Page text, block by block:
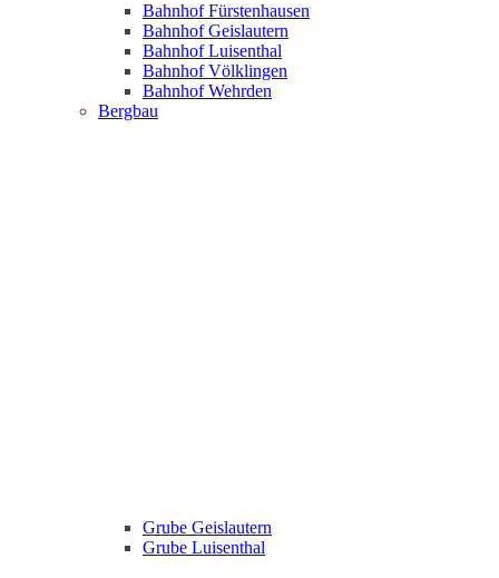
Bahnhof Fürstenhausen
Bahnhof Geislautern
Bahnhof Luisenthal
Bahnhof Völklingen
Bahnhof Wehrden
Bergbau
Grube Geislautern
Grube Luisenthal